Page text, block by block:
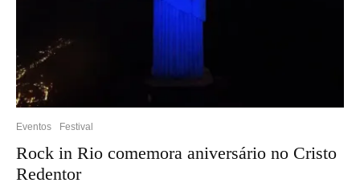
Eventos Festival
Rock in Rio comemora aniversário no Cristo
Redentor